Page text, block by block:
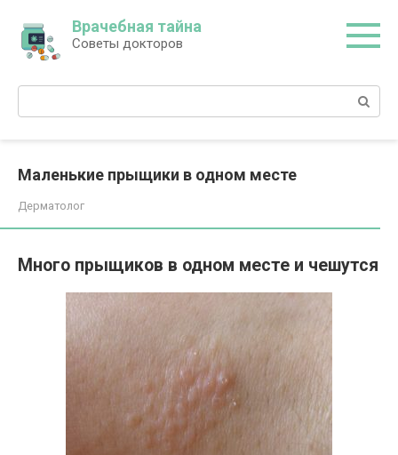
контенту
Врачебная тайна
Советы докторов
Поиск:
Маленькие прыщики в одном месте
Дерматолог
Много прыщиков в одном месте и чешутся